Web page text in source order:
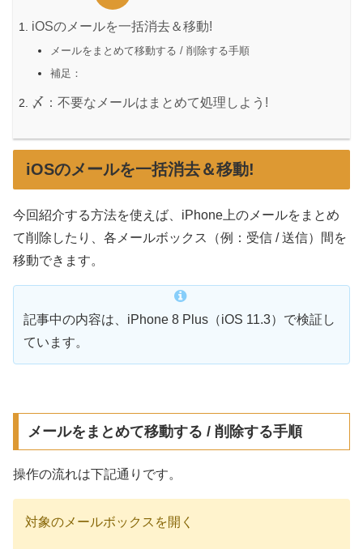
iOSのメールを一括消去＆移動!
メールをまとめて移動する / 削除する手順
補足：
〆：不要なメールはまとめて処理しよう!
iOSのメールを一括消去＆移動!
今回紹介する方法を使えば、iPhone上のメールをまとめ
て削除したり、各メールボックス（例：受信 / 送信）間を
移動できます。
記事中の内容は、iPhone 8 Plus（iOS 11.3）で検証し
ています。
メールをまとめて移動する / 削除する手順
操作の流れは下記通りです。
対象のメールボックスを開く